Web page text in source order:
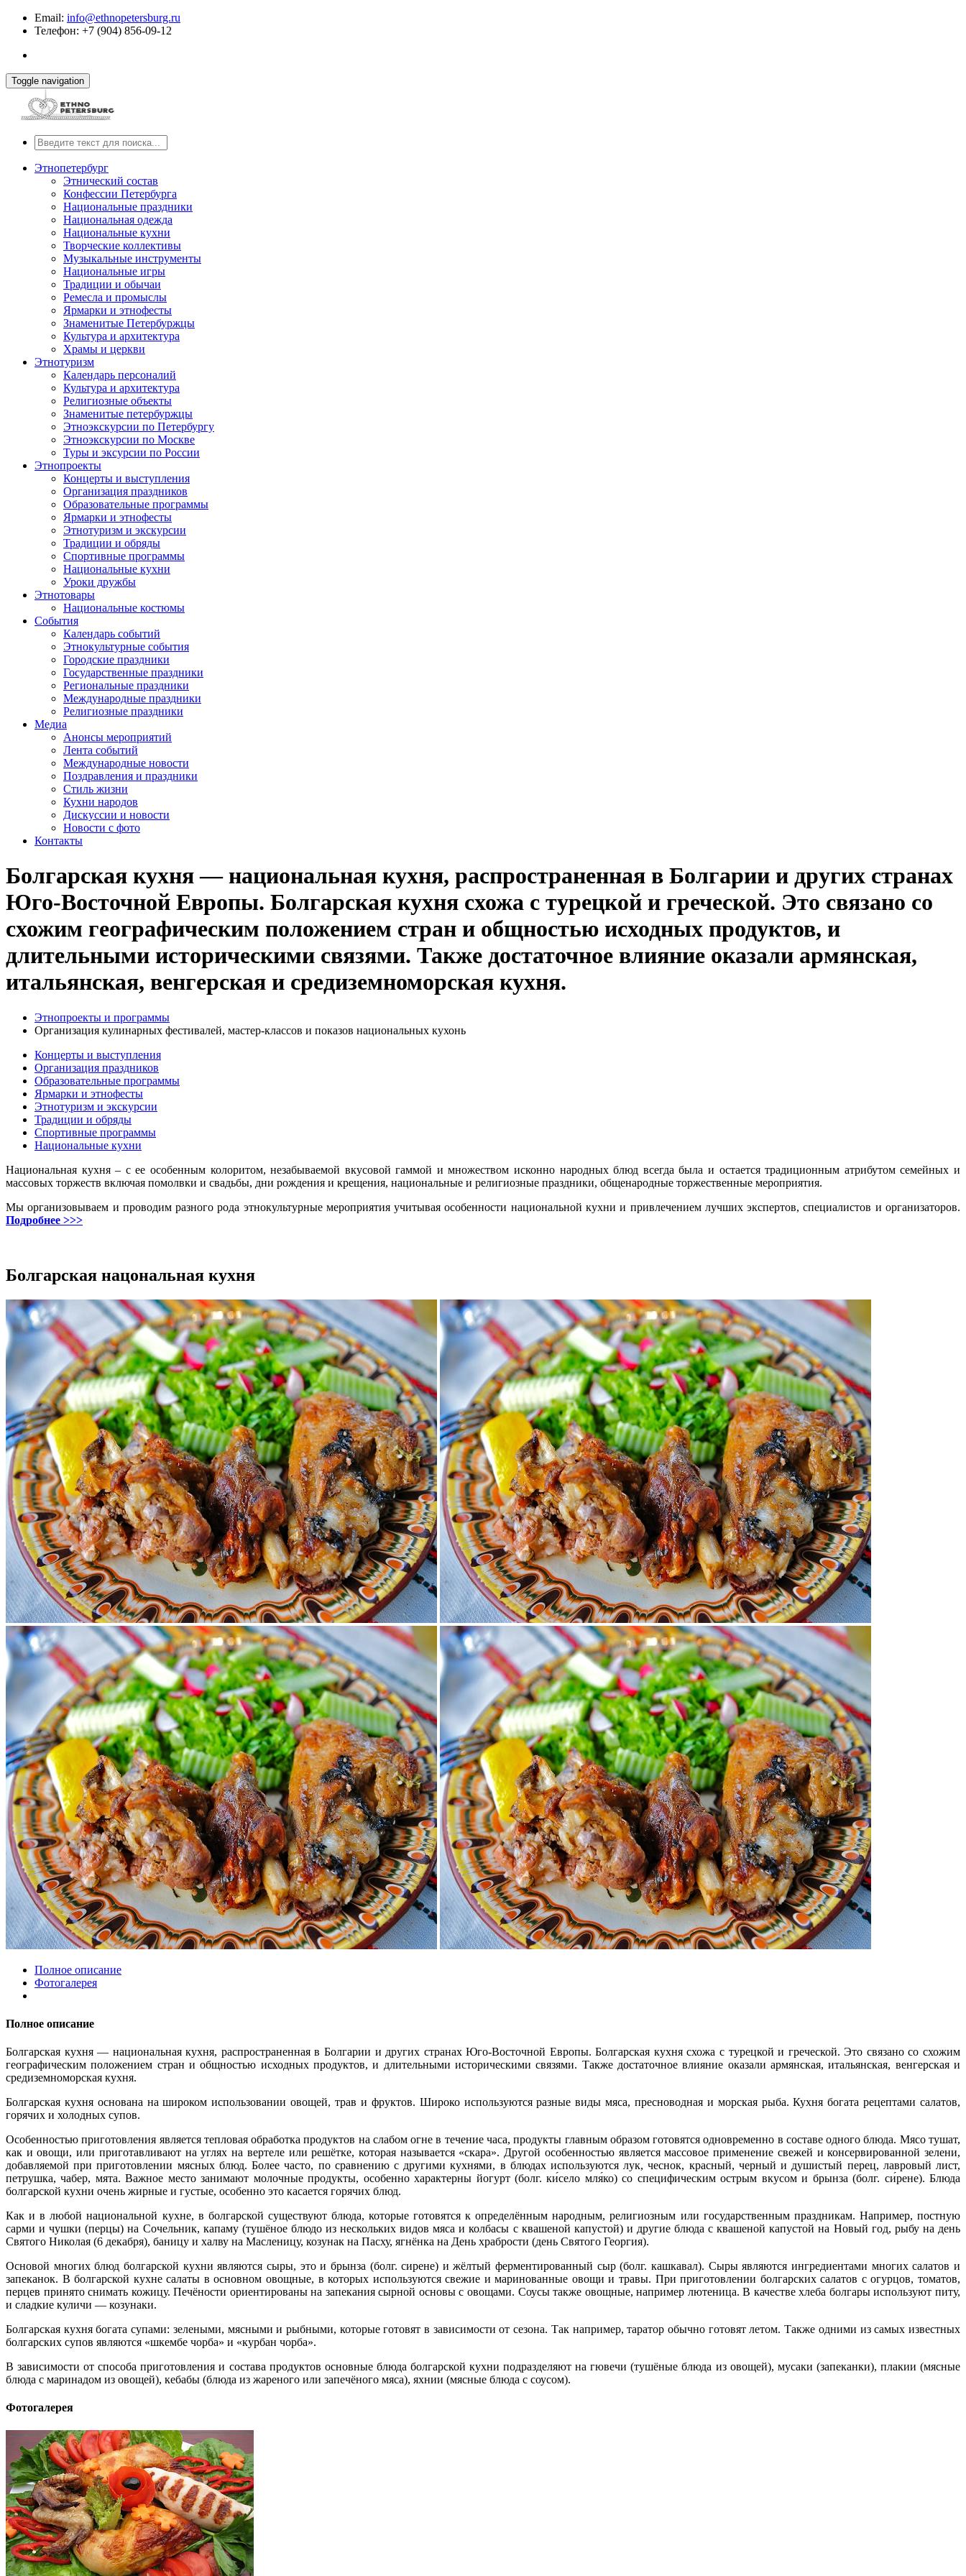
Email: info@ethnopetersburg.ru
Телефон: +7 (904) 856-09-12
Toggle navigation
Этнопетербург
Этнический состав
Конфессии Петербурга
Национальные праздники
Национальная одежда
Национальные кухни
Творческие коллективы
Музыкальные инструменты
Национальные игры
Традиции и обычаи
Ремесла и промыслы
Ярмарки и этнофесты
Знаменитые Петербуржцы
Культура и архитектура
Храмы и церкви
Этнотуризм
Календарь персоналий
Культура и архитектура
Религиозные объекты
Знаменитые петербуржцы
Этноэкскурсии по Петербургу
Этноэкскурсии по Москве
Туры и эксурсии по России
Этнопроекты
Концерты и выступления
Организация праздников
Образовательные программы
Ярмарки и этнофесты
Этнотуризм и экскурсии
Традиции и обряды
Спортивные программы
Национальные кухни
Уроки дружбы
Этнотовары
Национальные костюмы
События
Календарь событий
Этнокультурные события
Городские праздники
Государственные праздники
Региональные праздники
Международные праздники
Религиозные праздники
Медиа
Анонсы мероприятий
Лента событий
Международные новости
Поздравления и праздники
Cтиль жизни
Кухни народов
Дискуссии и новости
Новости с фото
Контакты
Болгарская кухня — национальная кухня, распространенная в Болгарии и других странах
Юго-Восточной Европы. Болгарская кухня схожа с турецкой и греческой. Это связано со
схожим географическим положением стран и общностью исходных продуктов, и
длительными историческими связями. Также достаточное влияние оказали армянская,
итальянская, венгерская и средиземноморская кухня.
Этнопроекты и программы
Организация кулинарных фестивалей, мастер-классов и показов национальных кухонь
Концерты и выступления
Организация праздников
Образовательные программы
Ярмарки и этнофесты
Этнотуризм и экскурсии
Традиции и обряды
Спортивные программы
Национальные кухни
Национальная кухня – с ее особенным колоритом, незабываемой вкусовой гаммой и множеством исконно народных блюд всегда была и остается традиционным атрибутом семейных и
массовых торжеств включая помолвки и свадьбы, дни рождения и крещения, национальные и религиозные праздники, общенародные торжественные мероприятия.
Мы организовываем и проводим разного рода этнокультурные мероприятия учитывая особенности национальной кухни и привлечением лучших экспертов, специалистов и организаторов.
Подробнее >>>
Болгарская нацональная кухня
Полное описание
Фотогалерея
Полное описание
Болгарская кухня — национальная кухня, распространенная в Болгарии и других странах Юго-Восточной Европы. Болгарская кухня схожа с турецкой и греческой. Это связано со схожим
географическим положением стран и общностью исходных продуктов, и длительными историческими связями. Также достаточное влияние оказали армянская, итальянская, венгерская и
средиземноморская кухня.
Болгарская кухня основана на широком использовании овощей, трав и фруктов. Широко используются разные виды мяса, пресноводная и морская рыба. Кухня богата рецептами салатов,
горячих и холодных супов.
Особенностью приготовления является тепловая обработка продуктов на слабом огне в течение часа, продукты главным образом готовятся одновременно в составе одного блюда. Мясо тушат,
как и овощи, или приготавливают на углях на вертеле или решётке, которая называется «скара». Другой особенностью является массовое применение свежей и консервированной зелени,
добавляемой при приготовлении мясных блюд. Более часто, по сравнению с другими кухнями, в блюдах используются лук, чеснок, красный, черный и душистый перец, лавровый лист,
петрушка, чабер, мята. Важное место занимают молочные продукты, особенно характерны йогурт (болг. ки́село мля́ко) со специфическим острым вкусом и брынза (болг. си́рене). Блюда
болгарской кухни очень жирные и густые, особенно это касается горячих блюд.
Как и в любой национальной кухне, в болгарской существуют блюда, которые готовятся к определённым народным, религиозным или государственным праздникам. Например, постную
сарми и чушки (перцы) на Сочельник, капаму (тушёное блюдо из нескольких видов мяса и колбасы с квашеной капустой) и другие блюда с квашеной капустой на Новый год, рыбу на день
Святого Николая (6 декабря), баницу и халву на Масленицу, козунак на Пасху, ягнёнка на День храбрости (день Святого Георгия).
Основой многих блюд болгарской кухни являются сыры, это и брынза (болг. сирене) и жёлтый ферментированный сыр (болг. кашкавал). Сыры являются ингредиентами многих салатов и
запеканок. В болгарской кухне салаты в основном овощные, в которых используются свежие и маринованные овощи и травы. При приготовлении болгарских салатов с огурцов, томатов,
перцев принято снимать кожицу. Печёности ориентированы на запекания сырной основы с овощами. Соусы также овощные, например лютеница. В качестве хлеба болгары используют питу,
и сладкие куличи — козунаки.
Болгарская кухня богата супами: зелеными, мясными и рыбными, которые готовят в зависимости от сезона. Так например, таратор обычно готовят летом. Также одними из самых известных
болгарских супов являются «шкембе чорба» и «курбан чорба».
В зависимости от способа приготовления и состава продуктов основные блюда болгарской кухни подразделяют на гювечи (тушёные блюда из овощей), мусаки (запеканки), плакии (мясные
блюда с маринадом из овощей), кебабы (блюда из жареного или запечёного мяса), яхнии (мясные блюда с соусом).
Фотогалерея